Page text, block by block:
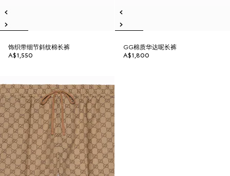
饰织带细节斜纹棉长裤
A$1,550
GG棉质华达呢长裤
A$1,800